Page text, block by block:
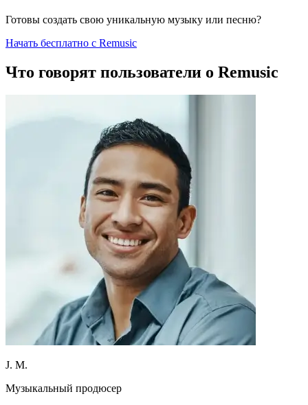
Готовы создать свою уникальную музыку или песню?
Начать бесплатно с Remusic
Что говорят пользователи о Remusic
J. M.
Музыкальный продюсер